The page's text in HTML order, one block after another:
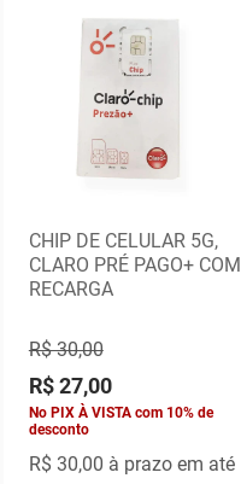
CHIP DE CELULAR 5G,
CLARO PRÉ PAGO+ COM
RECARGA
R$ 30,00
R$ 27,00
No PIX À VISTA com 10% de
desconto
R$ 30,00 à prazo em até